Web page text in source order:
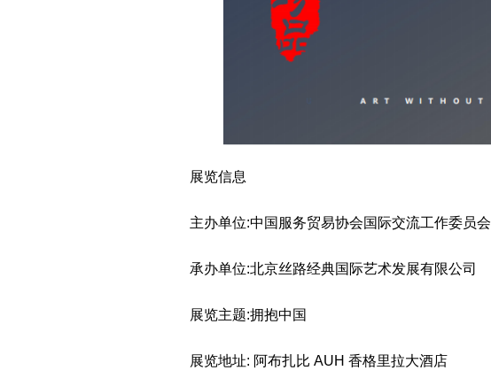
展览信息
主办单位:中国服务贸易协会国际交流工作委员会
承办单位:北京丝路经典国际艺术发展有限公司
展览主题:拥抱中国
展览地址: 阿布扎比 AUH 香格里拉大酒店